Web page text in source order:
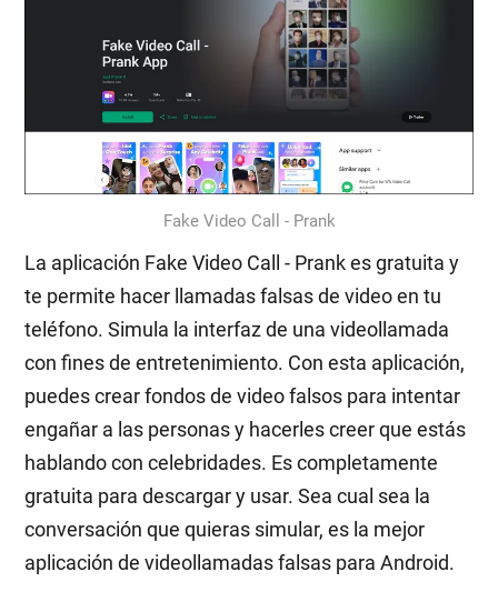
Fake Video Call - Prank
La aplicación Fake Video Call - Prank es gratuita y
te permite hacer llamadas falsas de video en tu
teléfono. Simula la interfaz de una videollamada
con fines de entretenimiento. Con esta aplicación,
puedes crear fondos de video falsos para intentar
engañar a las personas y hacerles creer que estás
hablando con celebridades. Es completamente
gratuita para descargar y usar. Sea cual sea la
conversación que quieras simular, es la mejor
aplicación de videollamadas falsas para Android.